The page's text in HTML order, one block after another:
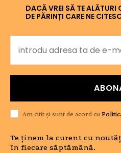
DACĂ VREI SĂ TE
DE PĂRINȚI CARE NE
Am citit și sunt de acord cu
Te ținem la curent cu
în fiecare săptămână.